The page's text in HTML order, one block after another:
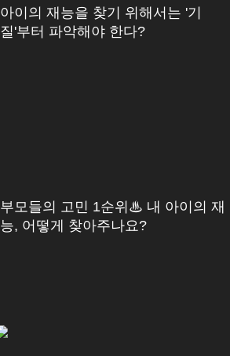
아이의 재능을 찾기 위해서는 '기
질'부터 파악해야 한다?
부모들의 고민 1순위♨ 내 아이의 재
능, 어떻게 찾아주나요?